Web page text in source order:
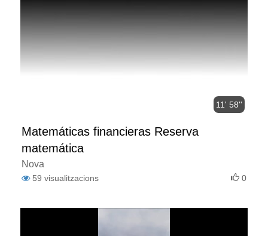
11' 58''
Matemáticas financieras Reserva
matemática
Nova
59 visualitzacions 0